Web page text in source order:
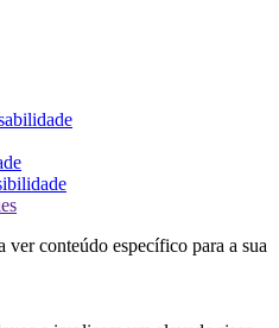
conteúdo específico para a sua